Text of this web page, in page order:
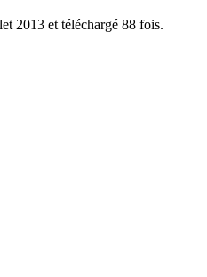
2013 et téléchargé 88 fois.